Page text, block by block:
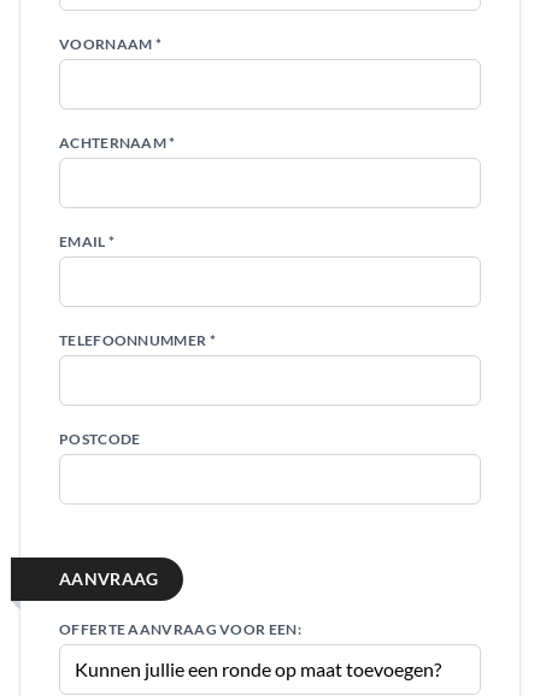
VOORNAAM *
ACHTERNAAM *
EMAIL *
TELEFOONNUMMER *
POSTCODE
AANVRAAG
OFFERTE AANVRAAG VOOR EEN: